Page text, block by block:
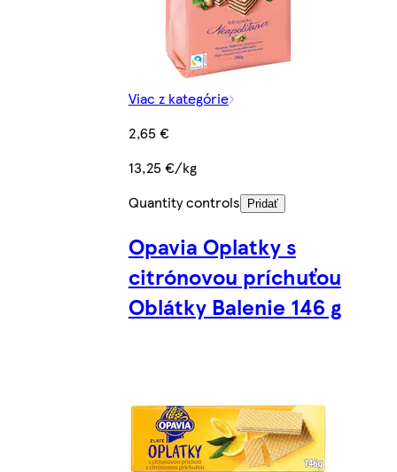
Viac z kategórie
2,65 €
13,25 €/kg
Quantity controls
Pridať
Opavia Oplatky s
citrónovou príchuťou
Oblátky Balenie 146 g